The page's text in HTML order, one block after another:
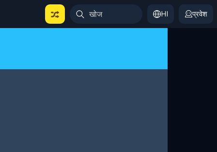
HI प्रवेश